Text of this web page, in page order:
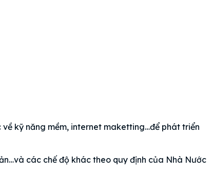
kỹ năng mềm, internet maketting…để phát triển
các chế độ khác theo quy định của Nhà Nước